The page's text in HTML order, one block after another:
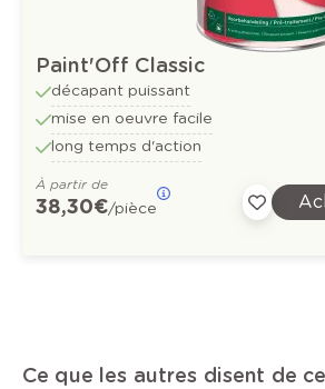
Paint'Off Classic
décapant puissant
mise en oeuvre facile
long temps d'action
À partir de
38,30 €/pièce
Ce que les autres disent de